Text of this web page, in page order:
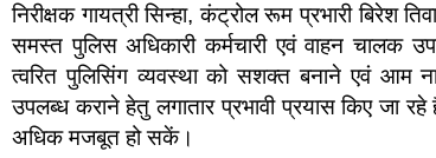
निरीक्षक गायत्री सिन्हा, कंट्रोल रूम प्रभारी
समस्त पुलिस अधिकारी कर्मचारी एवं वाहन चालक
त्वरित पुलिसिंग व्यवस्था को सशक्त बनाने एवं आम
उपलब्ध कराने हेतु लगातार प्रभावी प्रयास किए जा
अधिक मजबूत हो सकें।